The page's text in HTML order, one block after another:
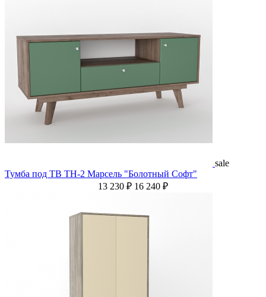
sale
Тумба под ТВ ТН-2 Марсель "Болотный Софт"
13 230 ₽ 16 240 ₽